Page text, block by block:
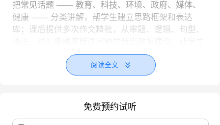
把常见话题 —— 教育、科技、环境、政府、媒体、
健康 —— 分类讲解，帮学生建立思路框架和表达
库；课后提供多次作文精批，从审题、逻辑、句型、
在修改中真正提升写作能力。
流利度不够、语法错误多、话题拓展
学，从发音、语法准确性、流利度、话题拓展、地道
表达五方面训练。课堂上围绕高频话题进行思路拓
阅读全文
免费预约试听